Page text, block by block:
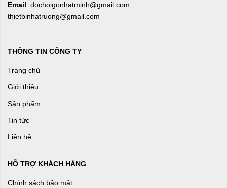
Email: dochoigonhatminh@gmail.com
thietbinhatruong@gmail.com
THÔNG TIN CÔNG TY
Trang chủ
Giới thiệu
Sản phẩm
Tin tức
Liên hệ
HỖ TRỢ KHÁCH HÀNG
Chính sách bảo mật